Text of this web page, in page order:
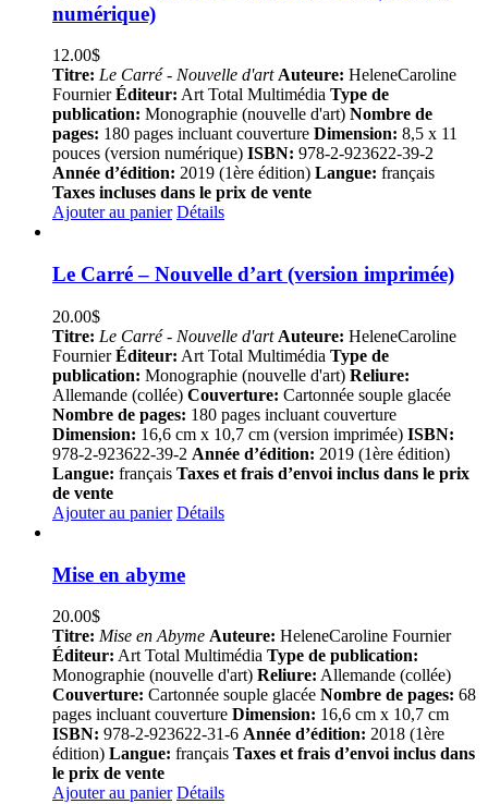
numérique)
12.00$
Titre: Le Carré - Nouvelle d'art Auteure: HeleneCaroline
FournierÉditeur: Art Total Multimédia Type de
publication: Monographie (nouvelle d'art) Nombre de
pages: 180 pages incluant couverture Dimension: 8,5 x 11
pouces (version numérique) ISBN: 978-2-923622-39-2
Année d’édition: 2019 (1ère édition) Langue: français
Taxes incluses dans le prix de vente
Ajouter au panier Détails
Le Carré – Nouvelle d’art (version imprimée)
20.00$
Titre: Le Carré - Nouvelle d'art Auteure: HeleneCaroline
FournierÉditeur: Art Total Multimédia Type de
publication: Monographie (nouvelle d'art) Reliure:
Allemande (collée) Couverture: Cartonnée souple glacée
Nombre de pages: 180 pages incluant couverture
Dimension: 16,6 cm x 10,7 cm (version imprimée) ISBN:
978-2-923622-39-2 Année d’édition: 2019 (1ère édition)
Langue: français Taxes et frais d’envoi inclus dans le prix
de vente
Ajouter au panier Détails
Mise en abyme
20.00$
Titre: Mise en Abyme Auteure: HeleneCaroline Fournier
Éditeur: Art Total Multimédia Type de publication:
Monographie (nouvelle d'art) Reliure: Allemande (collée)
Couverture: Cartonnée souple glacée Nombre de pages: 68
pages incluant couverture Dimension: 16,6 cm x 10,7 cm
ISBN: 978-2-923622-31-6 Année d’édition: 2018 (1ère
édition) Langue: français Taxes et frais d’envoi inclus dans
le prix de vente
Ajouter au panier Détails